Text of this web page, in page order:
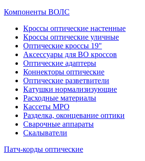
Компоненты ВОЛС
Кроссы оптические настенные
Кроссы оптические уличные
Оптические кроссы 19"
Аксессуары для ВО кроссов
Оптические адаптеры
Коннекторы оптические
Оптические разветвители
Катушки нормализизующие
Расходные материалы
Кассеты MPO
Разделка, оконцевание оптики
Сварочные аппараты
Скалыватели
Патч-корды оптические